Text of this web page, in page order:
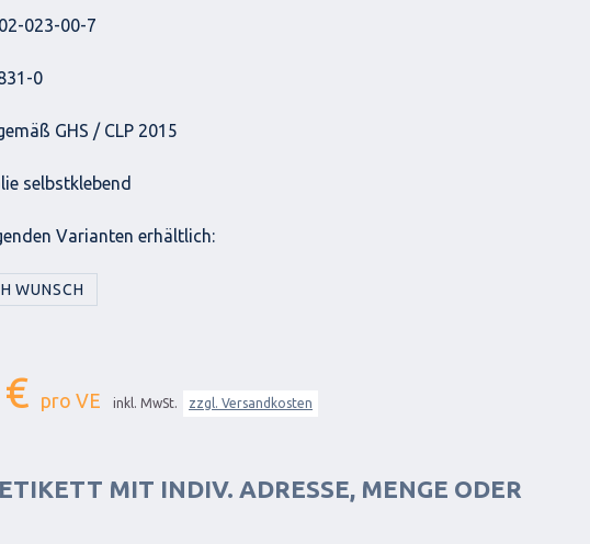
023-00-7
0
GHS / CLP 2015
selbstklebend
Varianten erhältlich:
WUNSCH
pro VE inkl. MwSt. zzgl. Versandkosten
MIT INDIV. ADRESSE, MENGE ODER